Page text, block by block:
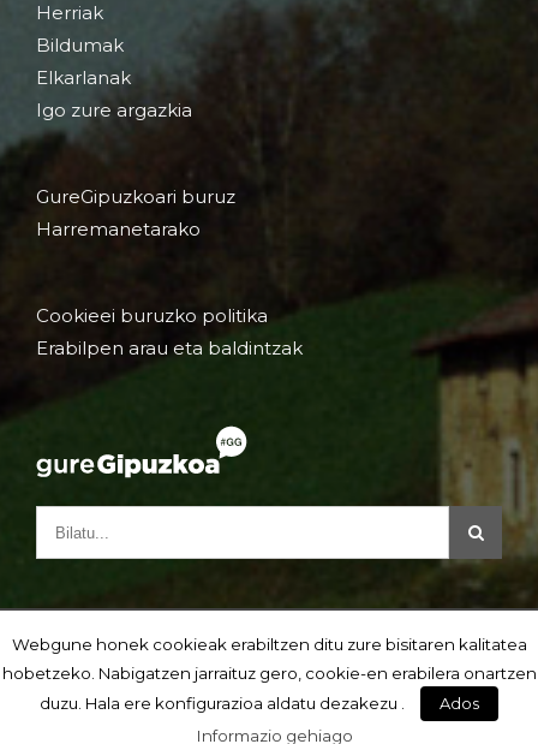
Herriak
Bildumak
Elkarlanak
Igo zure argazkia
GureGipuzkoari buruz
Harremanetarako
Cookieei buruzko politika
Erabilpen arau eta baldintzak
Webgune honek cookieak erabiltzen ditu zure bisitaren kalitatea
hobetzeko. Nabigatzen jarraituz gero, cookie-en erabilera onartzen
duzu. Hala ere konfigurazioa aldatu dezakezu .
Ados
Informazio gehiago